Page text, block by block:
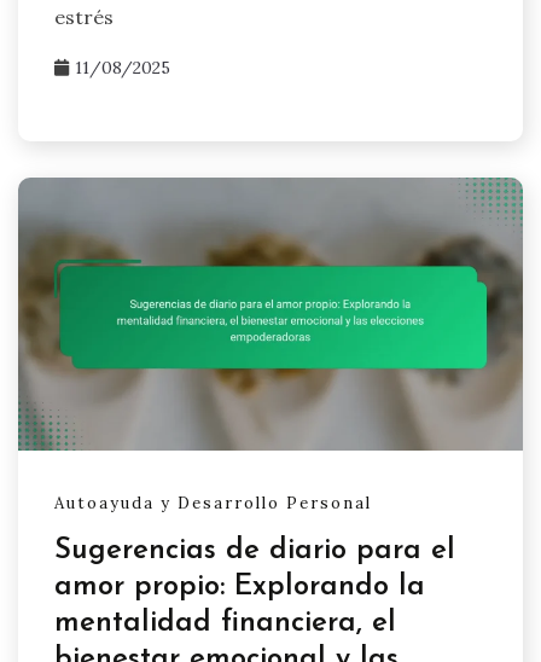
estrés
11/08/2025
Autoayuda y Desarrollo Personal
Sugerencias de diario para el
amor propio: Explorando la
mentalidad financiera, el